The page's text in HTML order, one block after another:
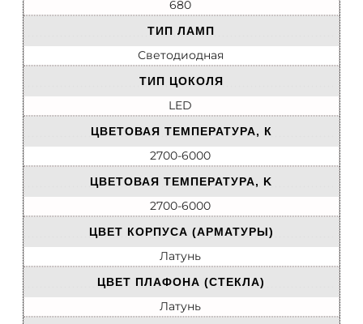
680
ТИП ЛАМП
Светодиодная
ТИП ЦОКОЛЯ
LED
ЦВЕТОВАЯ ТЕМПЕРАТУРА, К
2700-6000
ЦВЕТОВАЯ ТЕМПЕРАТУРА, K
2700-6000
ЦВЕТ КОРПУСА (АРМАТУРЫ)
Латунь
ЦВЕТ ПЛАФОНА (СТЕКЛА)
Латунь